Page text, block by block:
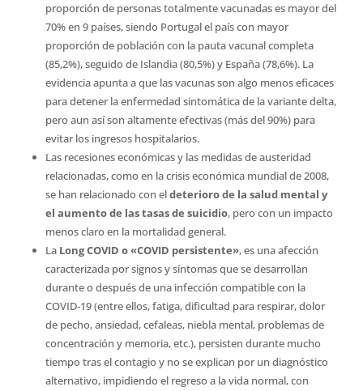
proporción de personas totalmente vacunadas es mayor del
70% en 9 países, siendo Portugal el país con mayor
proporción de población con la pauta vacunal completa
(85,2%), seguido de Islandia (80,5%) y España (78,6%). La
evidencia apunta a que las vacunas son algo menos eficaces
para detener la enfermedad sintomática de la variante delta,
pero aun así son altamente efectivas (más del 90%) para
evitar los ingresos hospitalarios.
Las recesiones económicas y las medidas de austeridad
relacionadas, como en la crisis económica mundial de 2008,
se han relacionado con eldeterioro de la salud mental y
el aumento de las tasas de suicidio, pero con un impacto
menos claro en la mortalidad general.
La Long COVID o «COVID persistente», es una afección
caracterizada por signos y síntomas que se desarrollan
durante o después de una infección compatible con la
COVID-19 (entre ellos, fatiga, dificultad para respirar, dolor
de pecho, ansiedad, cefaleas, niebla mental, problemas de
concentración y memoria, etc.), persisten durante mucho
tiempo tras el contagio y no se explican por un diagnóstico
alternativo, impidiendo el regreso a la vida normal, con